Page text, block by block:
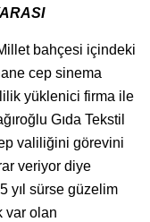
bahçesi içindeki
cep sinema
yüklenici firma ile
Gıda Tekstil
valiliğini görevini
veriyor diye
yıl sürse güzelim
var olan